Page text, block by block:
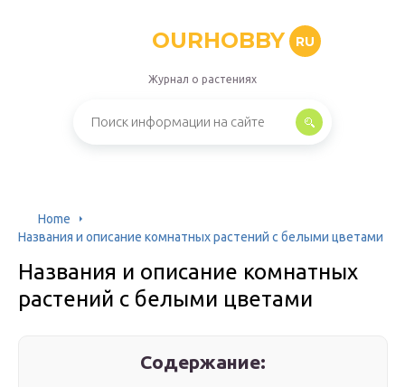
OURHOBBY RU
Журнал о растениях
Home
Названия и описание комнатных растений с белыми цветами
Названия и описание комнатных
растений с белыми цветами
Содержание: